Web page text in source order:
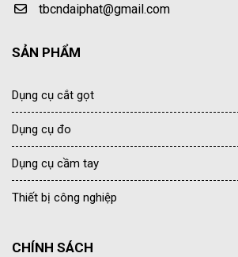
tbcndaiphat@gmail.com
SẢN PHẨM
Dụng cụ cắt gọt
Dụng cụ đo
Dụng cụ cầm tay
Thiết bị công nghiệp
CHÍNH SÁCH